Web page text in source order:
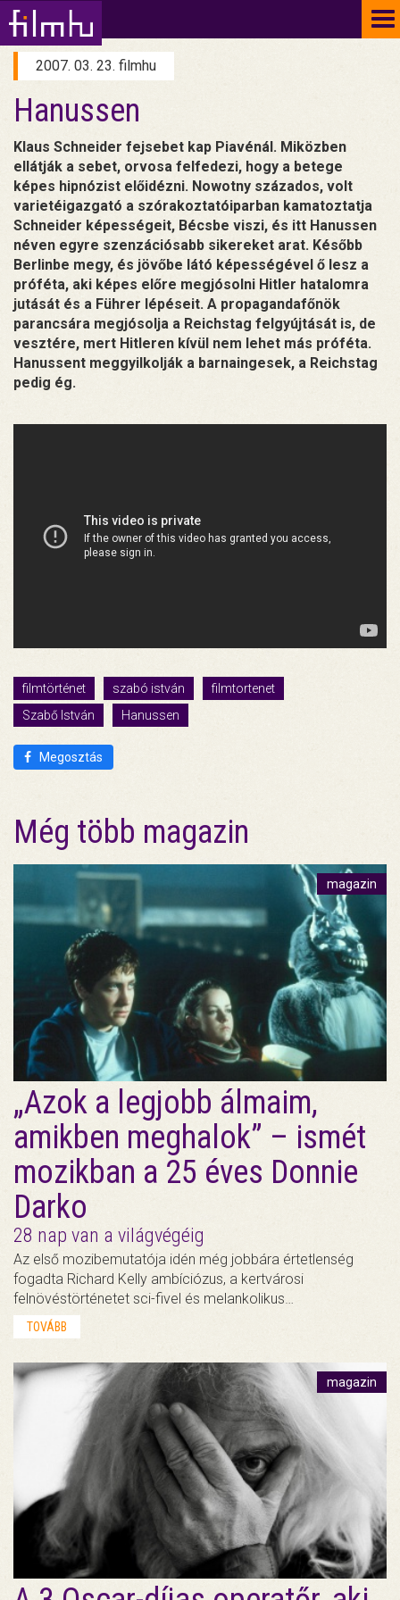
2007. 03. 23. filmhu
Hanussen
Klaus Schneider fejsebet kap Piavénál. Miközben
ellátják a sebet, orvosa felfedezi, hogy a betege
képes hipnózist előidézni. Nowotny százados, volt
varietéigazgató a szórakoztatóiparban kamatoztatja
Schneider képességeit, Bécsbe viszi, és itt Hanussen
néven egyre szenzációsabb sikereket arat. Később
Berlinbe megy, és jövőbe látó képességével ő lesz a
próféta, aki képes előre megjósolni Hitler hatalomra
jutását és a Führer lépéseit. A propagandafőnök
parancsára megjósolja a Reichstag felgyújtását is, de
vesztére, mert Hitleren kívül nem lehet más próféta.
Hanussent meggyilkolják a barnaingesek, a Reichstag
pedig ég.
filmtörténet szabó istván
filmtortenet
Szabő István
Hanussen
Megosztás
Még több magazin
magazin
„Azok a legjobb álmaim,
amikben meghalok” – ismét
mozikban a 25 éves Donnie
Darko
28 nap van a világvégéig
Az első mozibemutatója idén még jobbára értetlenség
fogadta Richard Kelly ambíciózus, a kertvárosi
felnövéstörténetet sci-fivel és melankolikus…
TOVÁBB
magazin